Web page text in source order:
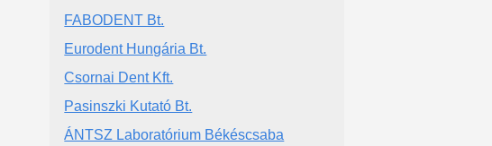
FABODENT Bt.
Eurodent Hungária Bt.
Csornai Dent Kft.
Pasinszki Kutató Bt.
ÁNTSZ Laboratórium Békéscsaba